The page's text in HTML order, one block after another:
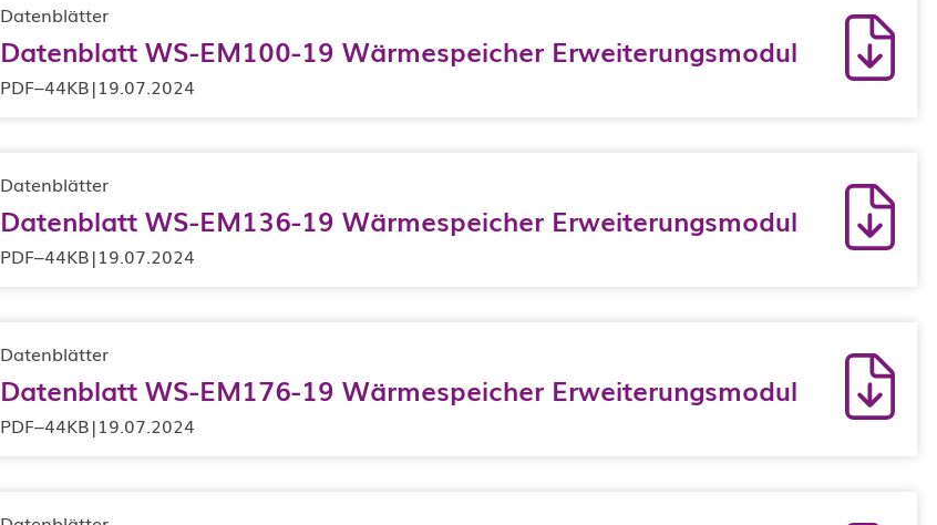
Datenblätter
Datenblatt WS-EM100-19 Wärmespeicher Erweiterungsmodul
PDF–44KB|19.07.2024
Datenblätter
Datenblatt WS-EM136-19 Wärmespeicher Erweiterungsmodul
PDF–44KB|19.07.2024
Datenblätter
Datenblatt WS-EM176-19 Wärmespeicher Erweiterungsmodul
PDF–44KB|19.07.2024